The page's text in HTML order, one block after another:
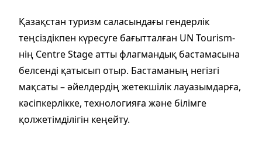
Қазақстан туризм саласындағы гендерлік
теңсіздікпен күресуге бағытталған UN Tourism-
нің Centre Stage атты флагмандық бастамасына
белсенді қатысып отыр. Бастаманың негізгі
мақсаты – әйелдердің жетекшілік лауазымдарға,
кәсіпкерлікке, технологияға және білімге
қолжетімділігін кеңейту.